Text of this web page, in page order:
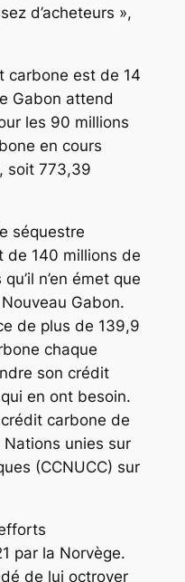
d’acheteurs »,
carbone est de 14
Gabon attend
les 90 millions
en cours
soit 773,39
séquestre
de 140 millions de
n’en émet que
Gabon.
de plus de 139,9
chaque
son crédit
en ont besoin.
carbone de
unies sur
(CCNUCC) sur
par la Norvège.
de lui octroyer